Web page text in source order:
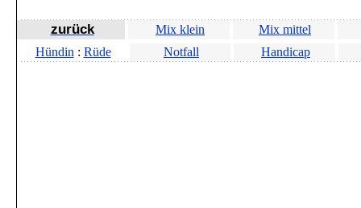
zurück Mix klein
Mix mittel
Hündin : Rüde Notfall Handicap